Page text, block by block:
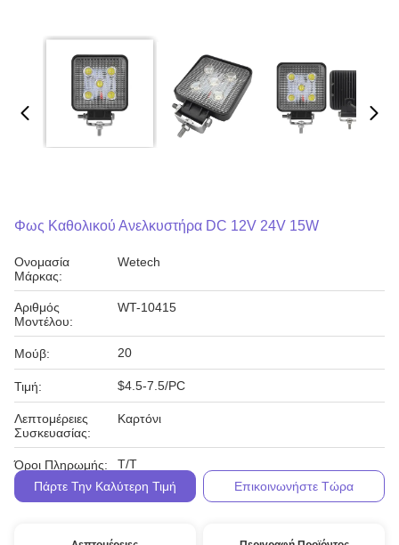
Φως Καθολικού Ανελκυστήρα DC 12V 24V 15W
Ονομασία
Μάρκας:
Wetech
Αριθμός
Μοντέλου:
WT-10415
Μούβ: 20
Τιμή: $4.5-7.5/PC
Λεπτομέρειες
Συσκευασίας:
Καρτόνι
Όροι Πληρωμής:
Τ/Τ
Πάρτε Την Καλύτερη Τιμή
Επικοινωνήστε Τώρα